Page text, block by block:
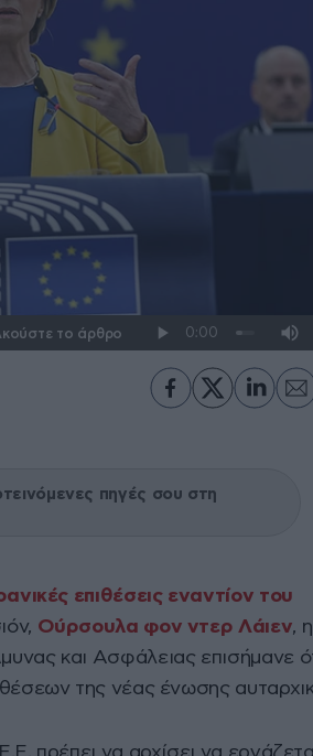
το άρθρο
πηγές σου στη
επιθέσεις εναντίον του
Ούρσουλα φον ντερ Λάιεν, η
και Ασφάλειας επισήμανε
της νέας ένωσης